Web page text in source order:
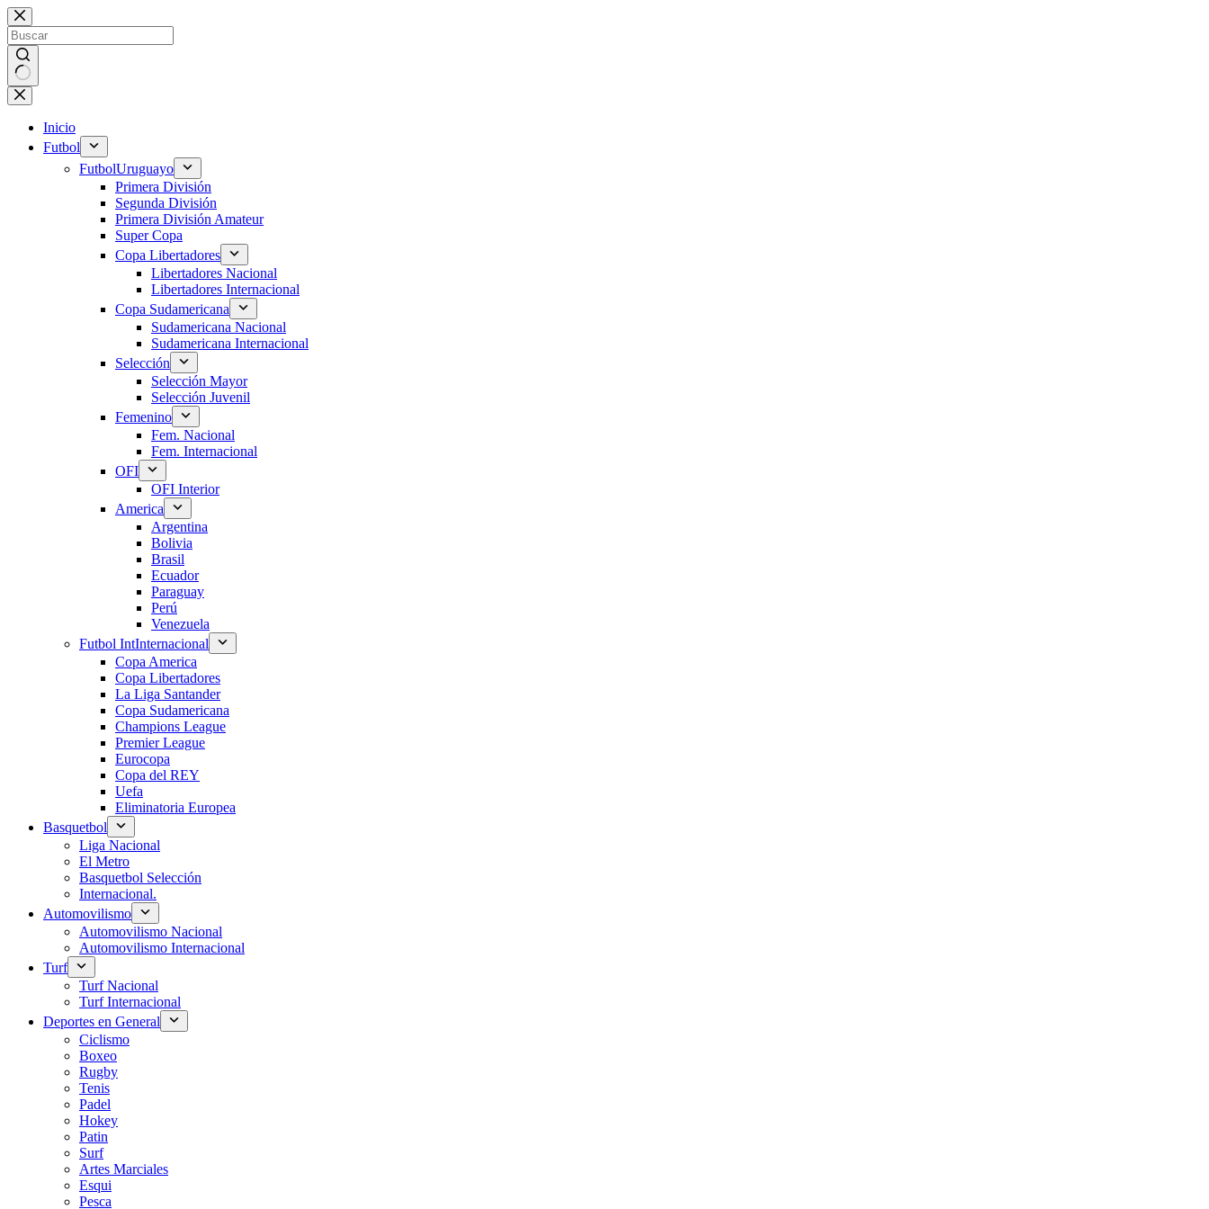
Saltar
al
contenido
Sin
resultados
Inicio
Futbol
FutbolUruguayo
Primera División
Segunda División
Primera División Amateur
Super Copa
Copa Libertadores
Libertadores Nacional
Libertadores Internacional
Copa Sudamericana
Sudamericana Nacional
Sudamericana Internacional
Selección
Selección Mayor
Selección Juvenil
Femenino
Fem. Nacional
Fem. Internacional
OFI
OFI Interior
America
Argentina
Bolivia
Brasil
Ecuador
Paraguay
Perú
Venezuela
Futbol IntInternacional
Copa America
Copa Libertadores
La Liga Santander
Copa Sudamericana
Champions League
Premier League
Eurocopa
Copa del REY
Uefa
Eliminatoria Europea
Basquetbol
Liga Nacional
El Metro
Basquetbol Selección
Internacional.
Automovilismo
Automovilismo Nacional
Automovilismo Internacional
Turf
Turf Nacional
Turf Internacional
Deportes en General
Ciclismo
Boxeo
Rugby
Tenis
Padel
Hokey
Patin
Surf
Artes Marciales
Esqui
Pesca